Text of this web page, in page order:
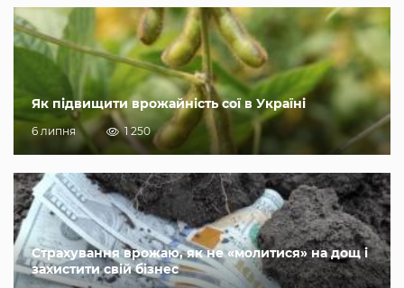
Як підвищити врожайність сої в Україні
6 липня 1 250
Страхування врожаю, як не «молитися» на дощ і
захистити свій бізнес